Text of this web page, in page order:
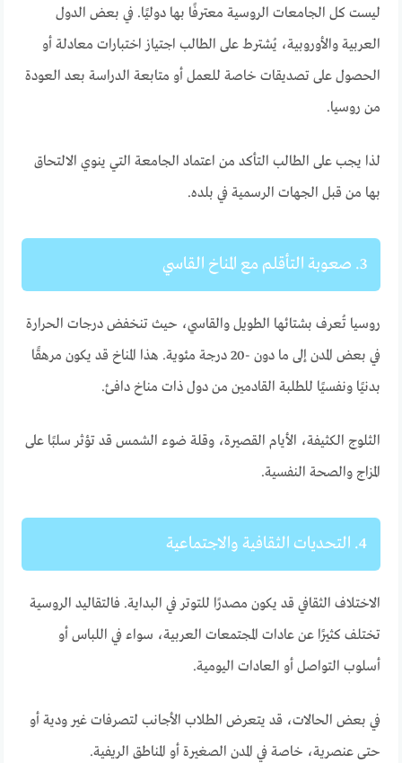
ليست كل الجامعات الروسية معترفًا بها دوليًا. في بعض الدول
العربية والأوروبية، يُشترط على الطالب اجتياز اختبارات معادلة أو
الحصول على تصديقات خاصة للعمل أو متابعة الدراسة بعد العودة
من روسيا.
لذا يجب على الطالب التأكد من اعتماد الجامعة التي ينوي الالتحاق
بها من قبل الجهات الرسمية في بلده.
3. صعوبة التأقلم مع المناخ القاسي
روسيا تُعرف بشتائها الطويل والقاسي، حيث تنخفض درجات الحرارة
في بعض المدن إلى ما دون -20 درجة مئوية. هذا المناخ قد يكون مرهقًا
بدنيًا ونفسيًا للطلبة القادمين من دول ذات مناخ دافئ.
الثلوج الكثيفة، الأيام القصيرة، وقلة ضوء الشمس قد تؤثر سلبًا على
المزاج والصحة النفسية.
4. التحديات الثقافية والاجتماعية
الاختلاف الثقافي قد يكون مصدرًا للتوتر في البداية. فالتقاليد الروسية
تختلف كثيرًا عن عادات المجتمعات العربية، سواء في اللباس أو
أسلوب التواصل أو العادات اليومية.
في بعض الحالات، قد يتعرض الطلاب الأجانب لتصرفات غير ودية أو
حتى عنصرية، خاصة في المدن الصغيرة أو المناطق الريفية.